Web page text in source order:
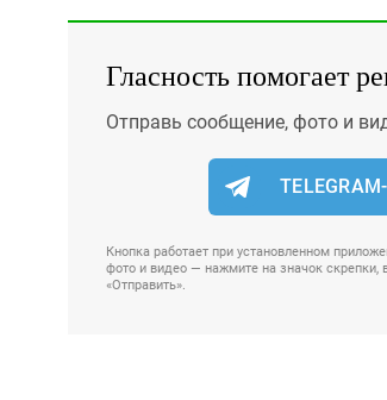
Гласность помогает
Отправь сообщение, фото и
Кнопка работает при установленном
фото и видео — нажмите на значок скрепки,
«Отправить».